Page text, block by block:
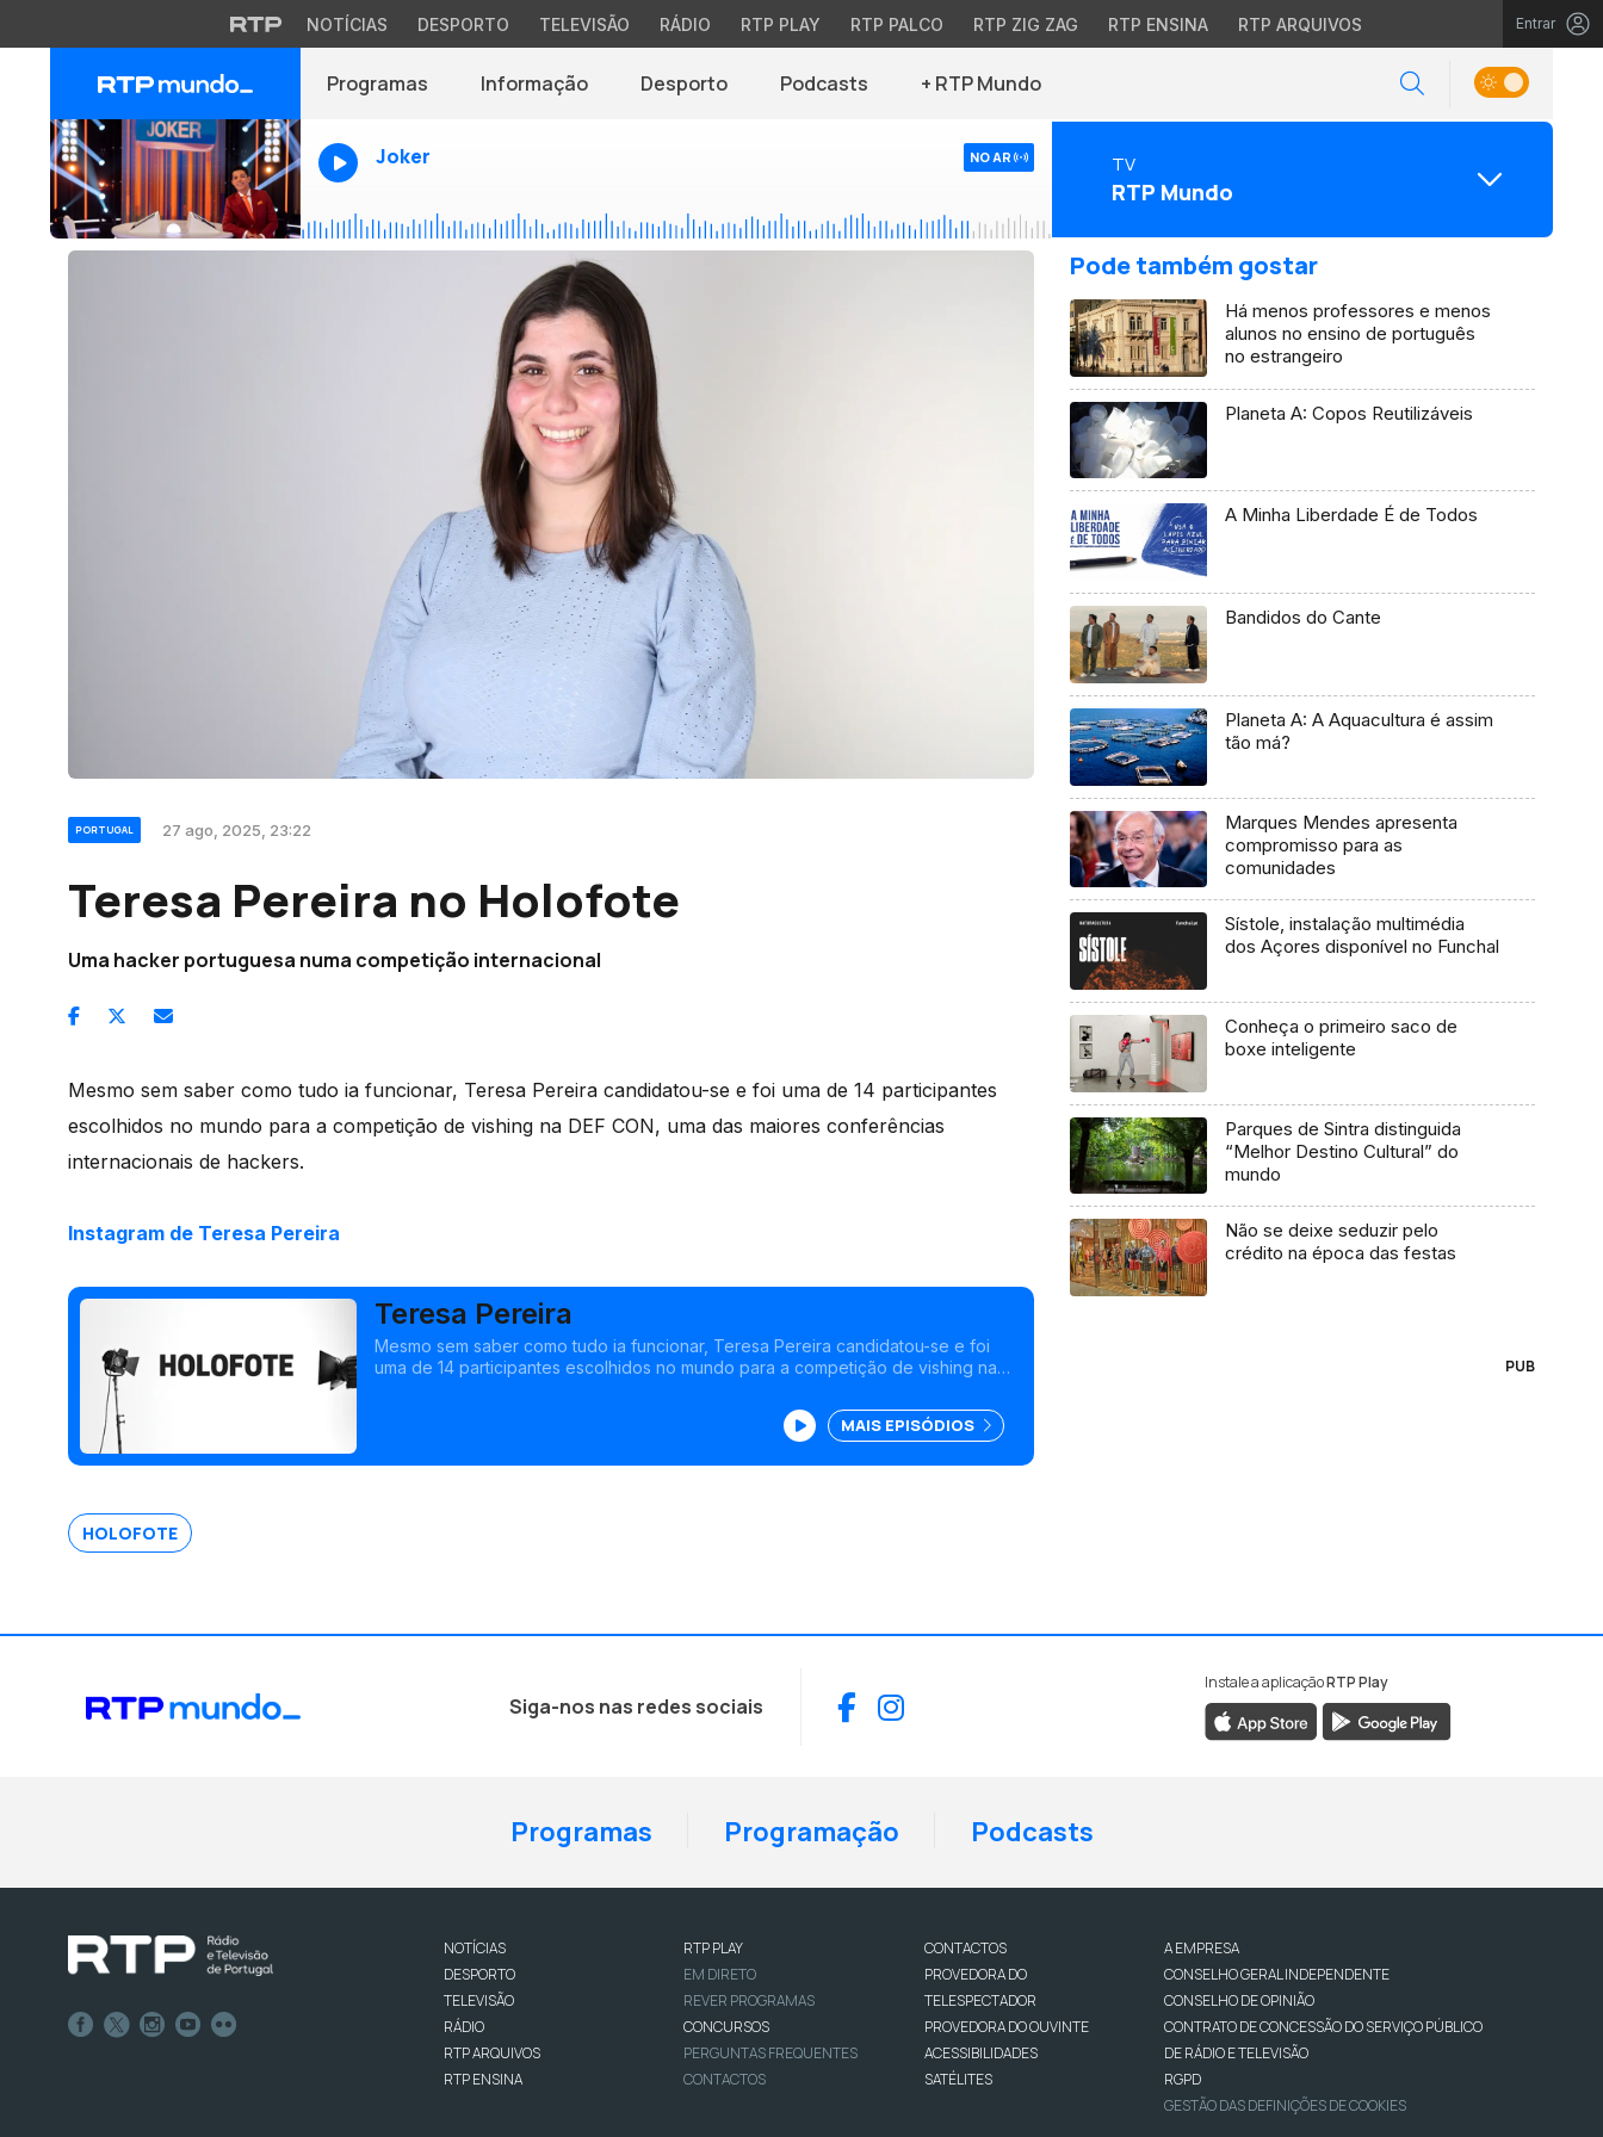
NOTÍCIAS DESPORTO TELEVISÃO RÁDIO RTP PLAY RTP PALCO RTP ZIG ZAG RTP ENSINA RTP ARQUIVOS Entrar
Programas Informação Desporto Podcasts + RTP Mundo
Joker NO AR TV
RTP Mundo
PORTUGAL 27 ago, 2025, 23:22
Teresa Pereira no Holofote
Uma hacker portuguesa numa competição internacional
Mesmo sem saber como tudo ia funcionar, Teresa Pereira candidatou-se e foi uma de 14 participantes
escolhidos no mundo para a competição de vishing na DEF CON, uma das maiores conferências
internacionais de hackers.
Instagram de Teresa Pereira
Teresa Pereira
Mesmo sem saber como tudo ia funcionar, Teresa Pereira candidatou-se e foi
uma de 14 participantes escolhidos no mundo para a competição de vishing na
MAIS EPISÓDIOS
HOLOFOTE
Pode também gostar
Há menos professores e menos
alunos no ensino de português
no estrangeiro
Planeta A: Copos Reutilizáveis
A Minha Liberdade É de Todos
Bandidos do Cante
Planeta A: A Aquacultura é assim
tão má?
Marques Mendes apresenta
compromisso para as
comunidades
Sístole, instalação multimédia
dos Açores disponível no Funchal
Conheça o primeiro saco de
boxe inteligente
Parques de Sintra distinguida
“Melhor Destino Cultural” do
mundo
Não se deixe seduzir pelo
crédito na época das festas
PUB
Siga-nos nas redes sociais Facebook
Instagram
Instale a aplicaçãoRTP Play
Programas Programação Podcasts
NOTÍCIAS
DESPORTO
TELEVISÃO
RÁDIO
RTP ARQUIVOS
RTP ENSINA
RTP PLAY
EM DIRETO
REVER PROGRAMAS
CONCURSOS
PERGUNTAS FREQUENTES
CONTACTOS
CONTACTOS
PROVEDORA DO
TELESPECTADOR
PROVEDORA DO OUVINTE
ACESSIBILIDADES
SATÉLITES
A EMPRESA
CONSELHO GERAL INDEPENDENTE
CONSELHO DE OPINIÃO
CONTRATO DE CONCESSÃO DO SERVIÇO PÚBLICO
DE RÁDIO E TELEVISÃO
RGPD
GESTÃO DAS DEFINIÇÕES DE COOKIES